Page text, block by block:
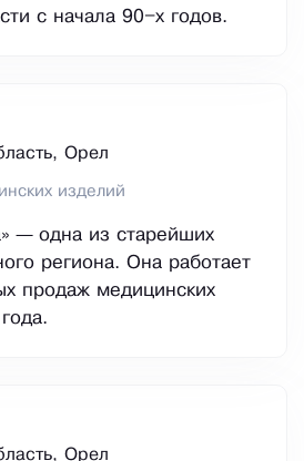
с начала 90–х годов.
Орел
изделий
— одна из старейших
региона. Она работает
продаж медицинских
Орел